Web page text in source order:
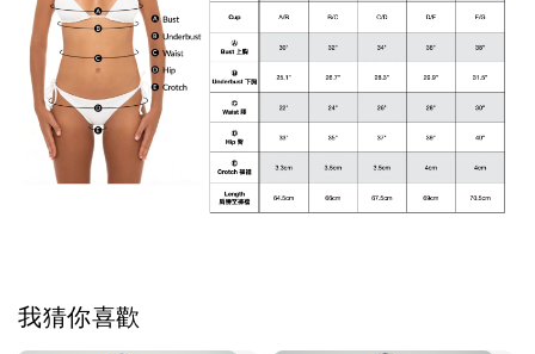
我猜你喜歡